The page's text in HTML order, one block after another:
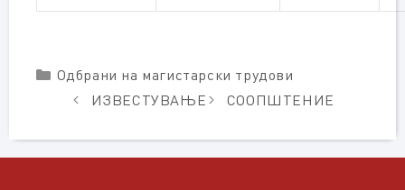
Categories
Одбрани на магистарски трудови
ИЗВЕСТУВАЊЕ
СООПШТЕНИЕ